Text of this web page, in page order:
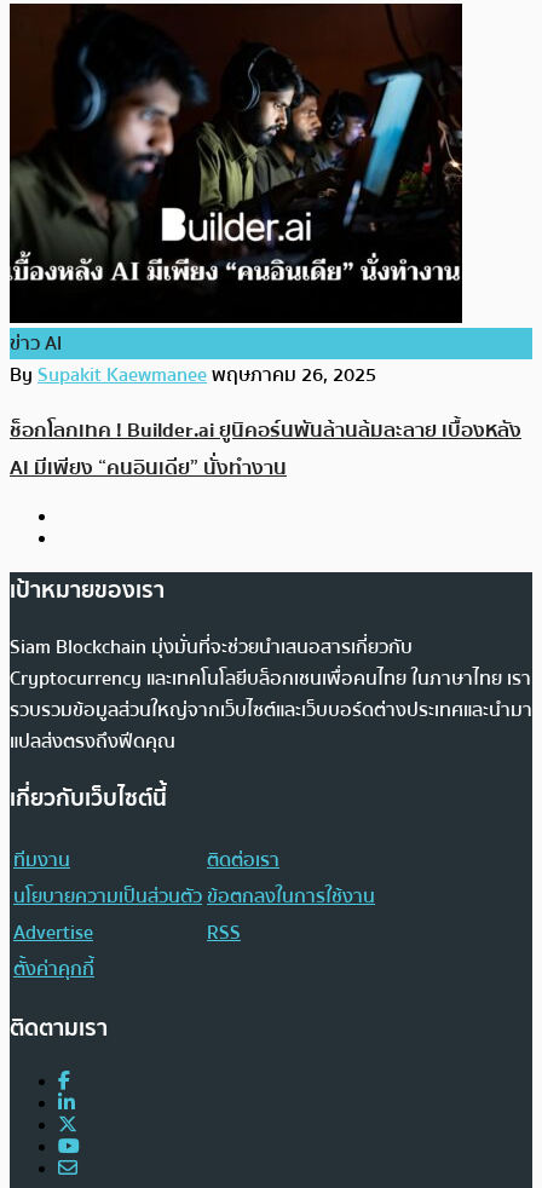
ข่าว AI
BySupakit Kaewmaneeพฤษภาคม 26, 2025
ช็อกโลกเทค ! Builder.ai ยูนิคอร์นพันล้านล้มละลาย เบื้องหลัง
AI มีเพียง “คนอินเดีย” นั่งทำงาน
เป้าหมายของเรา
Siam Blockchain มุ่งมั่นที่จะช่วยนำเสนอสารเกี่ยวกับ
Cryptocurrency และเทคโนโลยีบล็อกเชนเพื่อคนไทย ในภาษาไทย เรา
รวบรวมข้อมูลส่วนใหญ่จากเว็บไซต์และเว็บบอร์ดต่างประเทศและนำมา
แปลส่งตรงถึงฟีดคุณ
เกี่ยวกับเว็บไซต์นี้
ทีมงาน
ติดต่อเรา
นโยบายความเป็นส่วนตัวข้อตกลงในการใช้งาน
Advertise
RSS
ตั้งค่าคุกกี้
ติดตามเรา